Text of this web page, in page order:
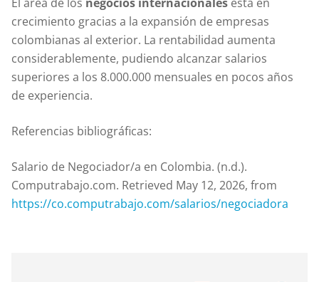
crecimiento gracias a la expansión de empresas
colombianas al exterior. La rentabilidad aumenta
considerablemente, pudiendo alcanzar salarios
superiores a los 8.000.000 mensuales en pocos años
de experiencia.
Referencias bibliográficas:
Salario de Negociador/a en Colombia. (n.d.).
Computrabajo.com. Retrieved May 12, 2026, from
https://co.computrabajo.com/salarios/negociadora